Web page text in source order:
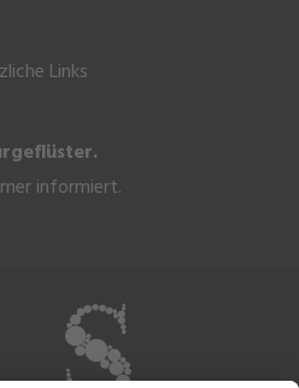
Links
informiert.